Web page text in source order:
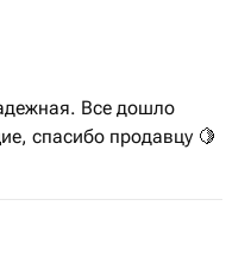
сливочное масло
пекан и ваниль
Все дошло
спасибо продавцу 🍋